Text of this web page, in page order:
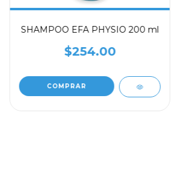
SHAMPOO EFA PHYSIO 200 ml
$254.00